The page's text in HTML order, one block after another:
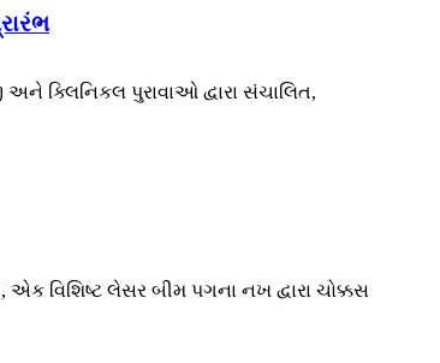
ક્લિનિકલ પુરાવાઓ દ્વારા સંચાલિત,
વિશિષ્ટ લેસર બીમ પગના નખ દ્વારા ચોક્કસ